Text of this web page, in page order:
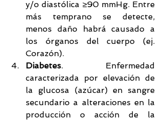
y/o diastólica ≥90 mmHg. Entre
más temprano se detecte,
menos daño habrá causado a
los órganos del cuerpo (ej.
Corazón).
Diabetes. Enfermedad
caracterizada por elevación de
la glucosa (azúcar) en sangre
secundario a alteraciones en la
producción o acción de la